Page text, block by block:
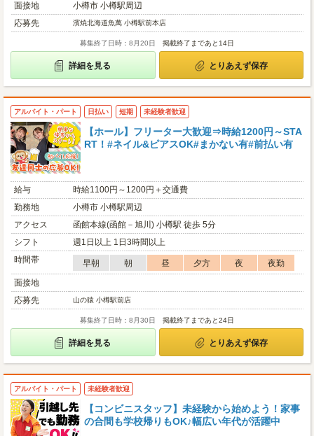
面接地
小樽市 小樽駅周辺
応募先
濱焼北海道魚萬 小樽駅前本店
募集終了日時：8月20日 掲載終了まであと14日
詳細を見る とりあえず保存
アルバイト・パート 日払い 短期 未経験者歓迎
【ホール】フリーター大歓迎⇒時給1200円～STA
RT！#ネイル&ピアスOK#まかない有#前払い有
給与
時給1100円～1200円＋交通費
勤務地
小樽市 小樽駅周辺
アクセス
函館本線(函館－旭川) 小樽駅 徒歩 5分
シフト
週1日以上 1日3時間以上
時間帯
早朝 朝 昼 夕方 夜
夜勤
面接地
応募先
山の猿 小樽駅前店
募集終了日時：8月30日 掲載終了まであと24日
詳細を見る とりあえず保存
アルバイト・パート 未経験者歓迎
【コンビニスタッフ】未経験から始めよう！家事
の合間も学校帰りもOK♪幅広い年代が活躍中